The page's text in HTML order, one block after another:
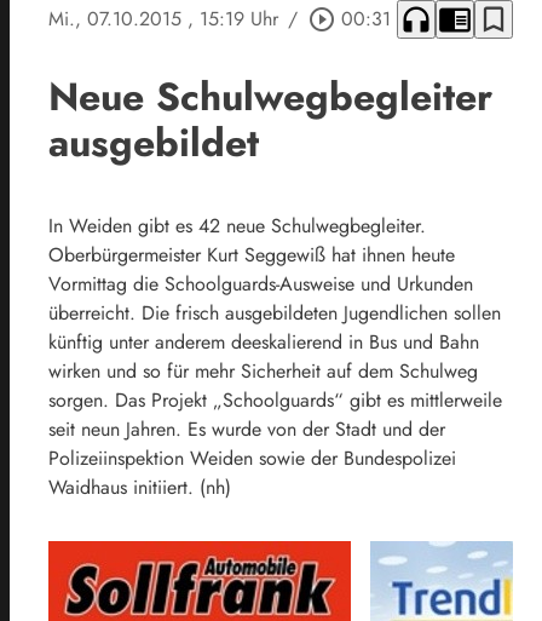
Mi., 07.10.2015 , 15:19 Uhr / play_circle_outline 00:31 headphones chrome_reader_mode bookmark_border
Neue Schulwegbegleiter
ausgebildet
In Weiden gibt es 42 neue Schulwegbegleiter.
Oberbürgermeister Kurt Seggewiß hat ihnen heute
Vormittag die Schoolguards-Ausweise und Urkunden
überreicht. Die frisch ausgebildeten Jugendlichen sollen
künftig unter anderem deeskalierend in Bus und Bahn
wirken und so für mehr Sicherheit auf dem Schulweg
sorgen. Das Projekt „Schoolguards“ gibt es mittlerweile
seit neun Jahren. Es wurde von der Stadt und der
Polizeiinspektion Weiden sowie der Bundespolizei
Waidhaus initiiert. (nh)